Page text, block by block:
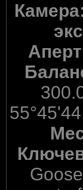
Камера: